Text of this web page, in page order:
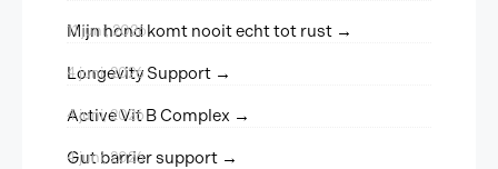
Mijn hond komt nooit echt tot rust →
11 juni, 2026
Longevity Support →
4 juni, 2026
Active Vit B Complex →
4 juni, 2026
Gut barrier support →
4 juni, 2026